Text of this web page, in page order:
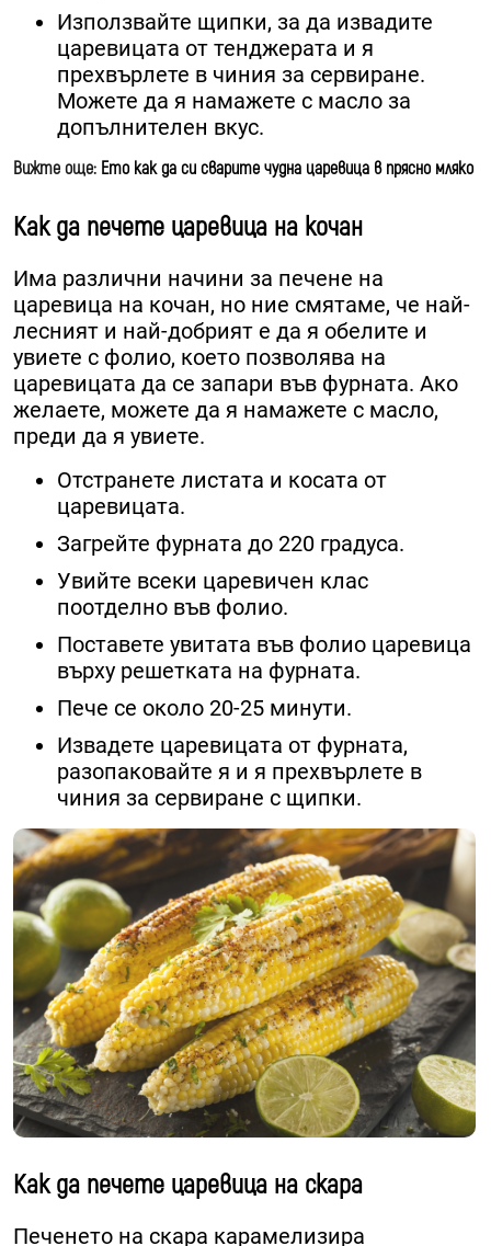
Използвайте щипки, за да извадите
царевицата от тенджерата и я
прехвърлете в чиния за сервиране.
Можете да я намажете с масло за
допълнителен вкус.
Вижте още: Ето как да си сварите чудна царевица в прясно мляко
Как да печете царевица на кочан
Има различни начини за печене на
царевица на кочан, но ние смятаме, че най-
лесният и най-добрият е да я обелите и
увиете с фолио, което позволява на
царевицата да се запари във фурната. Ако
желаете, можете да я намажете с масло,
преди да я увиете.
Отстранете листата и косата от
царевицата.
Загрейте фурната до 220 градуса.
Увийте всеки царевичен клас
поотделно във фолио.
Поставете увитата във фолио царевица
върху решетката на фурната.
Пече се около 20-25 минути.
Извадете царевицата от фурната,
разопаковайте я и я прехвърлете в
чиния за сервиране с щипки.
Как да печете царевица на скара
Печенето на скара карамелизира